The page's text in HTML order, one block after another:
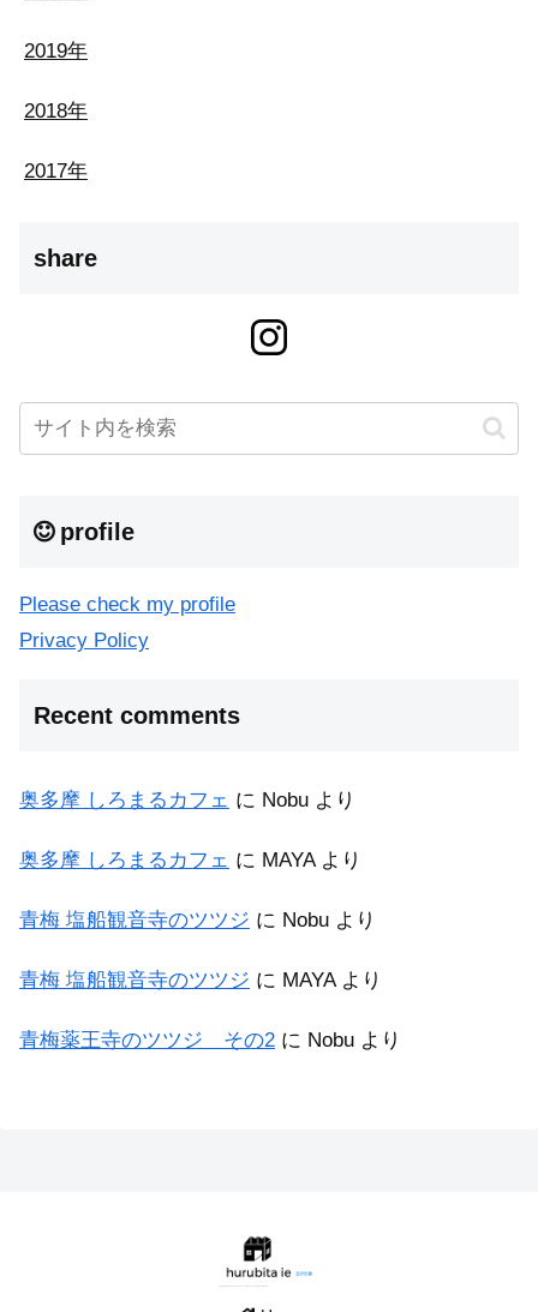
2019年
2018年
2017年
share
profile
Please check my profile
Privacy Policy
Recent comments
奥多摩 しろまるカフェ に Nobu より
奥多摩 しろまるカフェ に MAYAより
青梅 塩船観音寺のツツジ に Nobu より
青梅 塩船観音寺のツツジ に MAYAより
青梅薬王寺のツツジ その2 に Nobu より